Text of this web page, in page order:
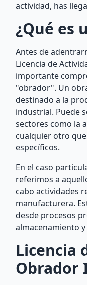
actividad, has
¿Qué es
Antes de
Licencia de
importante
"obrador". Un
destinado a la
industrial. Puede
sectores como la
cualquier otro
específicos.
En el caso
referimos a
cabo actividades
manufacturera.
desde procesos
almacenamiento
Licencia
Obrador